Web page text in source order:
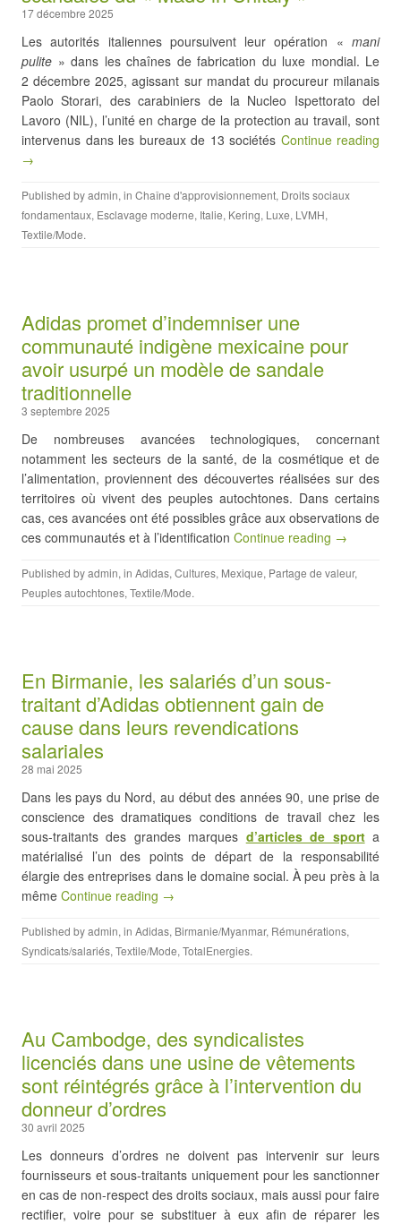
17 décembre 2025
Les autorités italiennes poursuivent leur opération « mani
pulite » dans les chaînes de fabrication du luxe mondial. Le
2 décembre 2025, agissant sur mandat du procureur milanais
Paolo Storari, des carabiniers de la Nucleo Ispettorato del
Lavoro (NIL), l’unité en charge de la protection au travail, sont
intervenus dans les bureaux de 13 sociétés Continue reading
→
Published byadmin, in Chaîne d'approvisionnement, Droits sociaux
fondamentaux, Esclavage moderne, Italie, Kering, Luxe, LVMH,
Textile/Mode.
Adidas promet d’indemniser une
communauté indigène mexicaine pour
avoir usurpé un modèle de sandale
traditionnelle
3 septembre 2025
De nombreuses avancées technologiques, concernant
notamment les secteurs de la santé, de la cosmétique et de
l’alimentation, proviennent des découvertes réalisées sur des
territoires où vivent des peuples autochtones. Dans certains
cas, ces avancées ont été possibles grâce aux observations de
ces communautés et à l’identification Continue reading →
Published byadmin, in Adidas, Cultures, Mexique, Partage de valeur,
Peuples autochtones, Textile/Mode.
En Birmanie, les salariés d’un sous-
traitant d’Adidas obtiennent gain de
cause dans leurs revendications
salariales
28 mai 2025
Dans les pays du Nord, au début des années 90, une prise de
conscience des dramatiques conditions de travail chez les
sous-traitants des grandes marques d’articles de sporta
matérialisé l’un des points de départ de la responsabilité
élargie des entreprises dans le domaine social. À peu près à la
même Continue reading →
Published byadmin, in Adidas, Birmanie/Myanmar, Rémunérations,
Syndicats/salariés, Textile/Mode, TotalEnergies.
Au Cambodge, des syndicalistes
licenciés dans une usine de vêtements
sont réintégrés grâce à l’intervention du
donneur d’ordres
30 avril 2025
Les donneurs d’ordres ne doivent pas intervenir sur leurs
fournisseurs et sous-traitants uniquement pour les sanctionner
en cas de non-respect des droits sociaux, mais aussi pour faire
rectifier, voire pour se substituer à eux afin de réparer les